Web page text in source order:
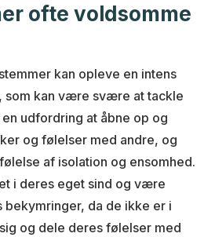
ofte voldsomme
kan opleve en intens
som kan være svære at tackle
udfordring at åbne op og
og følelser med andre, og
af isolation og ensomhed.
i deres eget sind og være
da de ikke er i
og dele deres følelser med